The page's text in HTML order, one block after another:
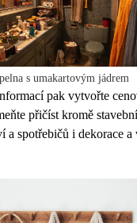
s umakartovým jádrem
pak vytvořte
přičíst kromě
a spotřebičů i dekorace a